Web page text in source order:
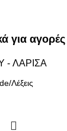
για